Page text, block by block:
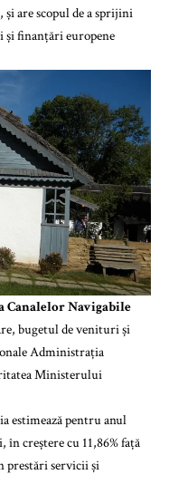
are scopul de a sprijini
și finanțări europene
Canalelor Navigabile
bugetul de venituri și
Administrația
Ministerului
estimează pentru anul
creștere cu 11,86% față
prestări servicii și